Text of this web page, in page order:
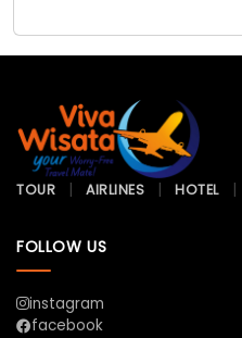
TOUR AIRLINES HOTEL
FOLLOW US
instagram
facebook